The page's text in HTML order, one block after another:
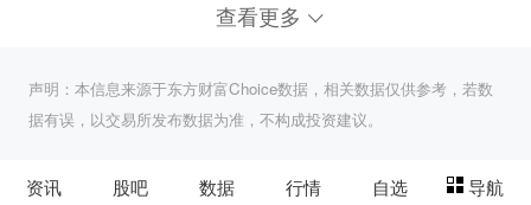
查看更多
声明：本信息来源于东方财富Choice数据，相关数据仅供参考，若数
据有误，以交易所发布数据为准，不构成投资建议。
资讯 股吧 数据 行情 自选
导航